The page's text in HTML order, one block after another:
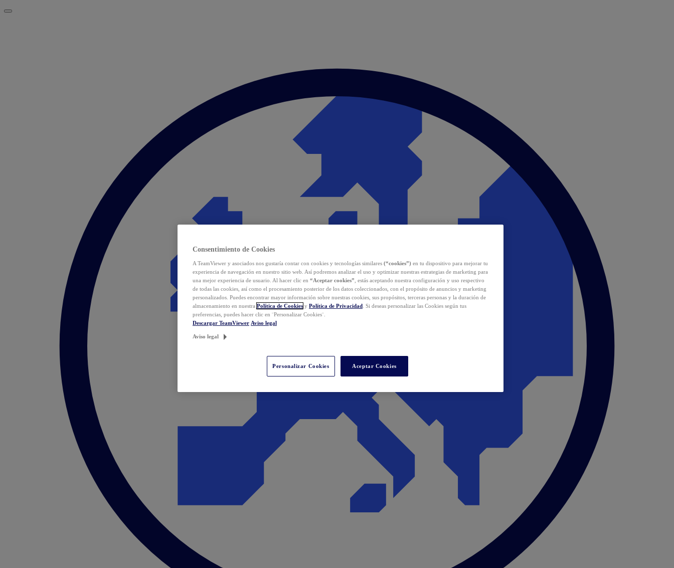
Consentimiento de Cookies
A TeamViewer y asociados nos gustaría contar con cookies y tecnologías similares (“cookies”) en tu dispositivo para mejorar tu
experiencia de navegación en nuestro sitio web. Así podremos analizar el uso y optimizar nuestras estrategias de marketing para
una mejor experiencia de usuario. Al hacer clic en “Aceptar cookies” , estás aceptando nuestra configuración y uso respectivo
de todas las cookies, así como el procesamiento posterior de los datos coleccionados, con el propósito de anuncios y marketing
personalizados. Puedes encontrar mayor información sobre nuestras cookies, sus propósitos, terceras personas y la duración de
almacenamiento en nuestra Política de Cookies y Política de Privacidad . Si deseas personalizar las Cookies según tus
preferencias, puedes hacer clic en ¨Personalizar Cookies¨.
Descargar TeamViewer Aviso legal
Aviso legal
Personalizar Cookies Aceptar Cookies